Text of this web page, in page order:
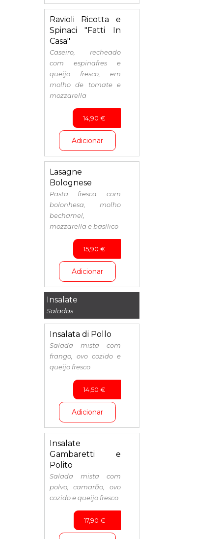
Ravioli Ricotta e
Spinaci "Fatti In
Casa"
Caseiro, recheado
com espinafres e
queijo fresco, em
molho de tomate e
mozzarella
14,90 €
Adicionar
Lasagne
Bolognese
Pasta fresca com
bolonhesa, molho
bechamel,
mozzarella e basílico
15,90 €
Adicionar
Insalate
Saladas
Insalata di Pollo
Salada mista com
frango, ovo cozido e
queijo fresco
14,50 €
Adicionar
Insalate
Gambaretti e
Polito
Salada mista com
polvo, camarão, ovo
cozido e queijo fresco
17,90 €